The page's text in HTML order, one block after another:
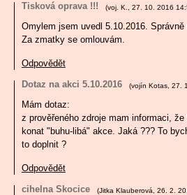
Tisková oprava !!!
(voj. K. 27. 10. 2016
Omylem jsem uvedl 5.10.2016.
Za zmatky se omlouvám.
Odpovědět
Dotaz na akci 5.10.2016
(vojín Kotas 27.
Mám dotaz:
z prověřeného zdroje mam informaci,
konat "buhu-libá" akce. Jaká ??? To
to doplnit ?
Odpovědět
cihelna Skocice
(Jitka Klauberová 26. 2.